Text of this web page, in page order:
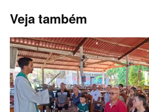
Veja também